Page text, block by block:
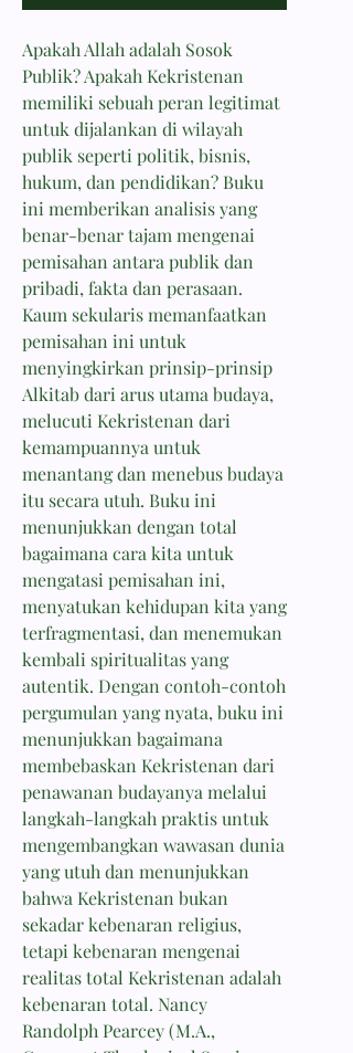
Apakah Allah adalah Sosok
Publik? Apakah Kekristenan
memiliki sebuah peran legitimat
untuk dijalankan di wilayah
publik seperti politik, bisnis,
hukum, dan pendidikan? Buku
ini memberikan analisis yang
benar-benar tajam mengenai
pemisahan antara publik dan
pribadi, fakta dan perasaan.
Kaum sekularis memanfaatkan
pemisahan ini untuk
menyingkirkan prinsip-prinsip
Alkitab dari arus utama budaya,
melucuti Kekristenan dari
kemampuannya untuk
menantang dan menebus budaya
itu secara utuh. Buku ini
menunjukkan dengan total
bagaimana cara kita untuk
mengatasi pemisahan ini,
menyatukan kehidupan kita yang
terfragmentasi, dan menemukan
kembali spiritualitas yang
autentik. Dengan contoh-contoh
pergumulan yang nyata, buku ini
menunjukkan bagaimana
membebaskan Kekristenan dari
penawanan budayanya melalui
langkah-langkah praktis untuk
mengembangkan wawasan dunia
yang utuh dan menunjukkan
bahwa Kekristenan bukan
sekadar kebenaran religius,
tetapi kebenaran mengenai
realitas total Kekristenan adalah
kebenaran total. Nancy
Randolph Pearcey (M.A.,